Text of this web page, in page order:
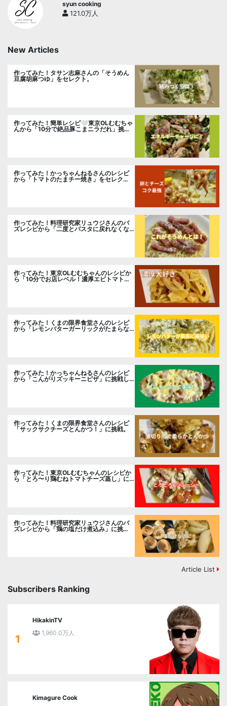
syun cooking
121.0万人
New Articles
作ってみた！タサン志麻さんの「そうめん
豆腐胡麻つゆ」をセレクト。
作ってみた！簡単レシピ🤍東京OLむむちゃ
んから「10分で絶品豚こまニラだれ」挑
作ってみた！かっちゃんねるさんのレシピ
から「トマトのたまチー焼き」をセレク
ト。
作ってみた！料理研究家リュウジさんのバ
ズレシピから「二度とパスタに戻れなくな
作ってみた！東京OLむむちゃんのレシピか
ら「10分でお店レベル！濃厚エビトマトク
作ってみた！くまの限界食堂さんのレシピ
から「レモンバターガーリックがたまらな
作ってみた！かっちゃんねるさんのレシピ
から「こんがりズッキーニピザ」に挑戦し
作ってみた！くまの限界食堂さんのレシピ
「サックサクチーズとんかつ！」に挑戦。
作ってみた！東京OLむむちゃんのレシピか
ら「とろ〜り鶏むねトマトチーズ蒸し」に
作ってみた！料理研究家リュウジさんのバ
ズレシピから「鶏の塩だけ煮込み」に挑
Article List
Subscribers Ranking
1
HikakinTV
1,960.0万人
Kimagure Cook